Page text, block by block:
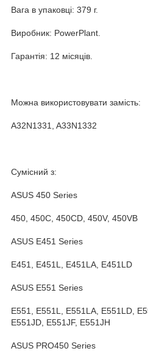
Вага в упаковці: 379 г.
Виробник: PowerPlant.
Гарантія: 12 місяців.
Можна використовувати замість:
A32N1331, A33N1332
Сумісний з:
ASUS 450 Series
450, 450C, 450CD, 450V, 450VB
ASUS E451 Series
E451, E451L, E451LA, E451LD
ASUS E551 Series
E551, E551L, E551LA, E551LD,
E551JD, E551JF, E551JH
ASUS PRO450 Series